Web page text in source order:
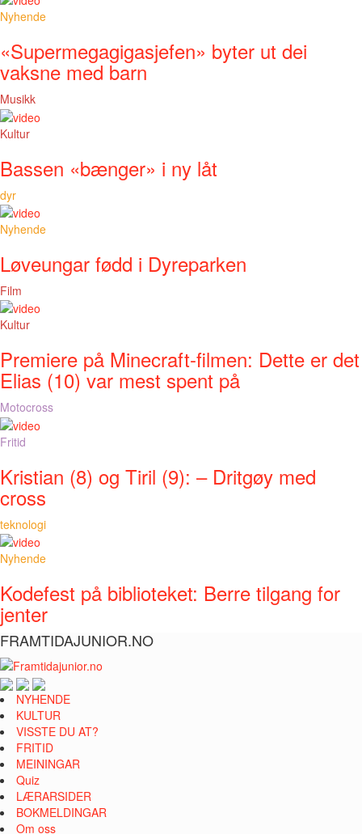
Nyhende
«Supermegagigasjefen» byter ut dei
vaksne med barn
Musikk
Kultur
Bassen «bænger» i ny låt
dyr
Nyhende
Løveungar fødd i Dyreparken
Film
Kultur
Premiere på Minecraft-filmen: Dette er det
Elias (10) var mest spent på
Motocross
Fritid
Kristian (8) og Tiril (9): – Dritgøy med
cross
teknologi
Nyhende
Kodefest på biblioteket: Berre tilgang for
jenter
FRAMTIDAJUNIOR.NO
NYHENDE
KULTUR
VISSTE DU AT?
FRITID
MEININGAR
Quiz
LÆRARSIDER
BOKMELDINGAR
Om oss